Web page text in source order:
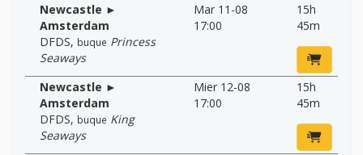
Newcastle ►
Amsterdam
DFDS, buque Princess
Seaways
Mar 11-08
17:00
15h
45m
Newcastle ►
Amsterdam
DFDS, buque King
Seaways
Mier 12-08
17:00
15h
45m